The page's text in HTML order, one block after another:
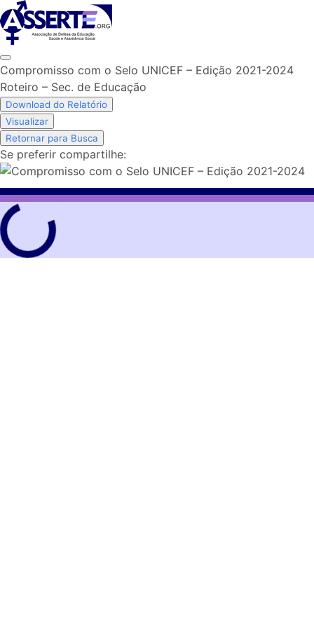
Skip
to
content
Compromisso com o Selo UNICEF – Edição 2021-2024
Roteiro – Sec. de Educação
Download do Relatório
Visualizar
Retornar para Busca
Se preferir compartilhe: